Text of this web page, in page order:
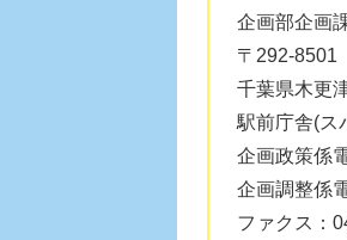
企画部企画
〒292-8501
千葉県木更
駅前庁舎(ス
企画政策係
企画調整係
ファクス：